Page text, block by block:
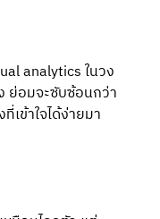
analytics ในวง
ย่อมจะซับซ้อนกว่า
เข้าใจได้ง่ายมา